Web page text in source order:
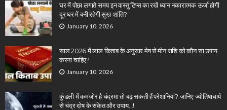
घर में पोछा लगाते समय इन वास्तु टिप्स का रखें ध्यान नकारात्मक ऊर्जा होगी
दूर घर में बनी रहेगी सुख-शांति?
January 10, 2026
साल 2026 में लाल किताब के अनुसार मेष से मीन राशि को कौन सा उपाय
करना चाहिए?
January 10, 2026
कुंडली में कमजोर है चंद्रमा तो बढ़ सकती हैं परेशानियां? जानिए ज्योतिषाचार्य
से चंद्र दोष के संकेत और उपाय…!